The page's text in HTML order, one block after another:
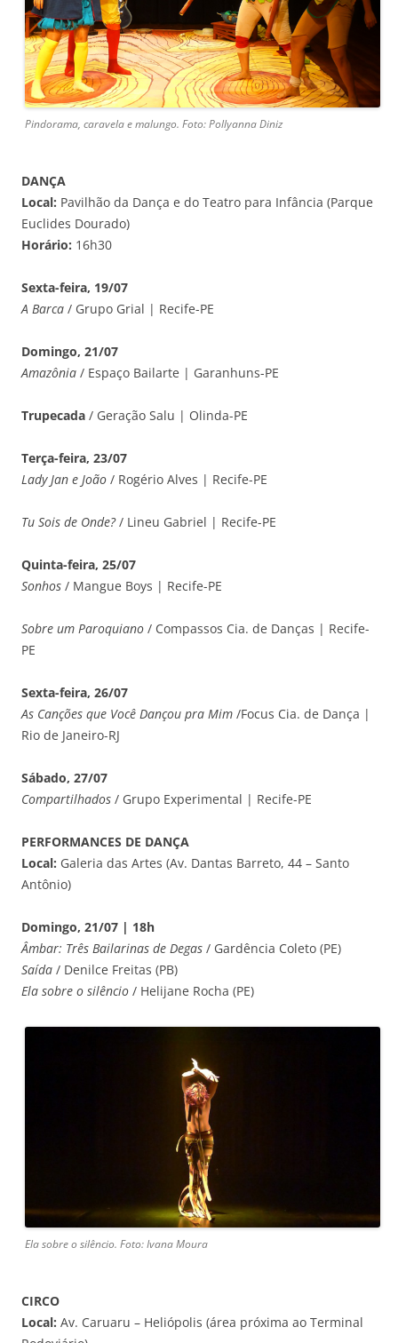
Pindorama, caravela e malungo. Foto: Pollyanna Diniz
DANÇA
Local: Pavilhão da Dança e do Teatro para Infância (Parque
Euclides Dourado)
Horário: 16h30
Sexta-feira, 19/07
A Barca / Grupo Grial | Recife-PE
Domingo, 21/07
Amazônia / Espaço Bailarte | Garanhuns-PE
Trupecada / Geração Salu | Olinda-PE
Terça-feira, 23/07
Lady Jan e João / Rogério Alves | Recife-PE
Tu Sois de Onde?/ Lineu Gabriel | Recife-PE
Quinta-feira, 25/07
Sonhos / Mangue Boys | Recife-PE
Sobre um Paroquiano / Compassos Cia. de Danças | Recife-
PE
Sexta-feira, 26/07
As Canções que Você Dançou pra Mim /Focus Cia. de Dança |
Rio de Janeiro-RJ
Sábado, 27/07
Compartilhados / Grupo Experimental | Recife-PE
PERFORMANCES DE DANÇA
Local: Galeria das Artes (Av. Dantas Barreto, 44 – Santo
Antônio)
Domingo, 21/07 | 18h
Âmbar: Três Bailarinas de Degas / Gardência Coleto (PE)
Saída / Denilce Freitas (PB)
Ela sobre o silêncio / Helijane Rocha (PE)
Ela sobre o silêncio. Foto: Ivana Moura
CIRCO
Local: Av. Caruaru – Heliópolis (área próxima ao Terminal